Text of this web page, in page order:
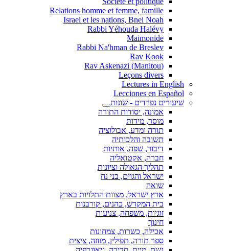
Relations homme et femme, famille
Israel et les nations, Bnei Noah
Rabbi Yéhouda Halévy
Maimonide
Rabbi Na'hman de Breslev
Rav Kook
(Rav Askenazi (Manitou
Leçons divers
Lectures in English
Lecciones en Español
שיעורים נפרדים - שונות
אמונה, יסודות התורה
מוסר, מידות
תורה ומדע, אבולוציה
תשובה והלכותיה
דיבור, שפה, אותיות
חברה, אקטואליה
תהליך הגאולה וציונות
ישראל והגוים, בני נח
שואה
ארץ ישראל, מצוות התלויות בארץ
בית המקדש, כהנים, קורבנות
זוגיות, משפחה, צניעות
חינוך
אכילה, כשרות, צמחונות
ספר תורה, תפילין, מזוזה, ציצית